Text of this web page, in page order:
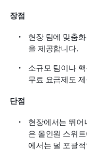
장점
현장 팀에 맞춤
을 제공합니다.
소규모 팀이나
무료 요금제도
단점
현장에서는 뛰
은 올인원 스위
에서는 덜 포괄